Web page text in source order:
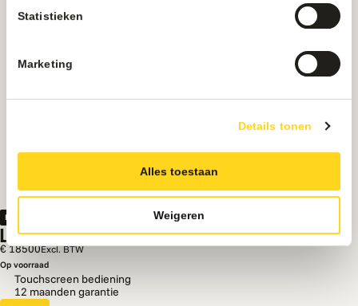
Statistieken
Marketing
Details tonen
Alles toestaan
Weigeren
Bundel
LOCKER PRO BUNDEL
€ 18500Excl. BTW
Op voorraad
Touchscreen bediening
12 maanden garantie